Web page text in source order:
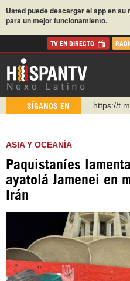
Usted puede descargar el app en su
para un mejor funcionamiento.
TV EN DIRECTO
SÍGANOS EN
https://
https://
http://
ASIA Y OCEANÍA
Paquistaníes
ayatolá Jamenei en
Irán